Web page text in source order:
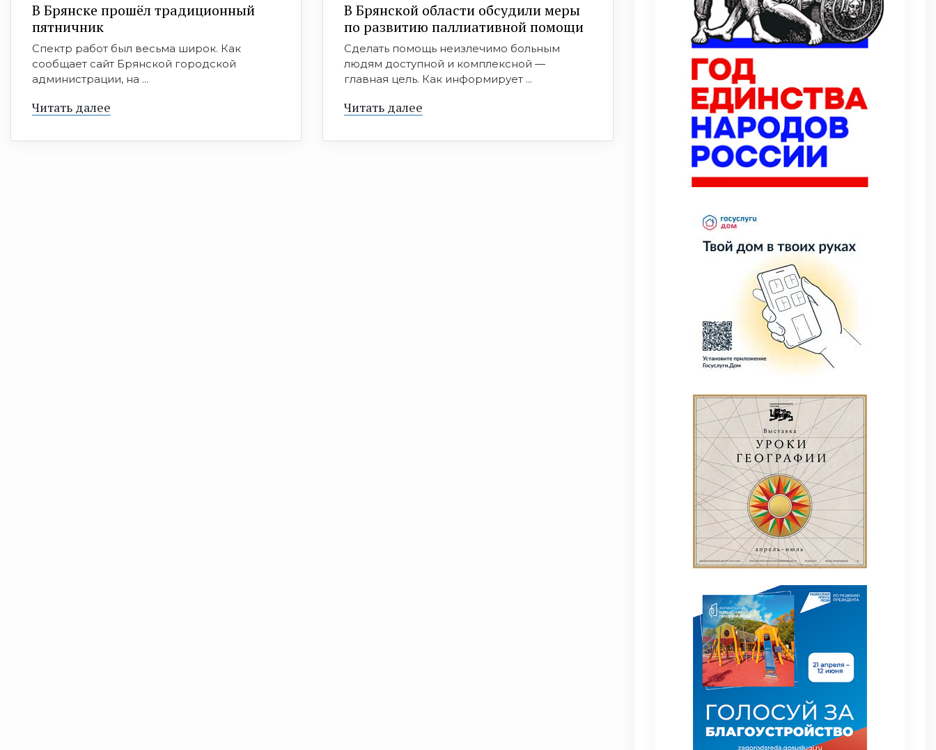
В Брянске прошёл традиционный
пятничник
Спектр работ был весьма широк. Как
сообщает сайт Брянской городской
администрации, на ...
Читать далее
В Брянской области обсудили меры
по развитию паллиативной помощи
Сделать помощь неизлечимо больным
людям доступной и комплексной —
главная цель. Как информирует ...
Читать далее